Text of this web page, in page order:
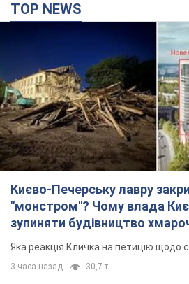
TOP NEWS
Києво-Печерську лавру
"монстром"? Чому влада
зупиняти будівництво
"московського вірянина"
Яка реакція Кличка на петицію щодо
3 часа назад 30,7 т.